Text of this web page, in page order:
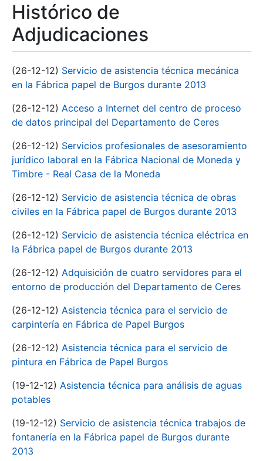
Histórico de
Adjudicaciones
(26-12-12) Servicio de asistencia técnica mecánica
en la Fábrica papel de Burgos durante 2013
(26-12-12) Acceso a Internet del centro de proceso
de datos principal del Departamento de Ceres
(26-12-12) Servicios profesionales de asesoramiento
jurídico laboral en la Fábrica Nacional de Moneda y
Timbre - Real Casa de la Moneda
(26-12-12) Servicio de asistencia técnica de obras
civiles en la Fábrica papel de Burgos durante 2013
(26-12-12) Servicio de asistencia técnica eléctrica en
la Fábrica papel de Burgos durante 2013
(26-12-12) Adquisición de cuatro servidores para el
entorno de producción del Departamento de Ceres
(26-12-12) Asistencia técnica para el servicio de
carpintería en Fábrica de Papel Burgos
(26-12-12) Asistencia técnica para el servicio de
pintura en Fábrica de Papel Burgos
(19-12-12) Asistencia técnica para análisis de aguas
potables
(19-12-12) Servicio de asistencia técnica trabajos de
fontanería en la Fábrica papel de Burgos durante
2013